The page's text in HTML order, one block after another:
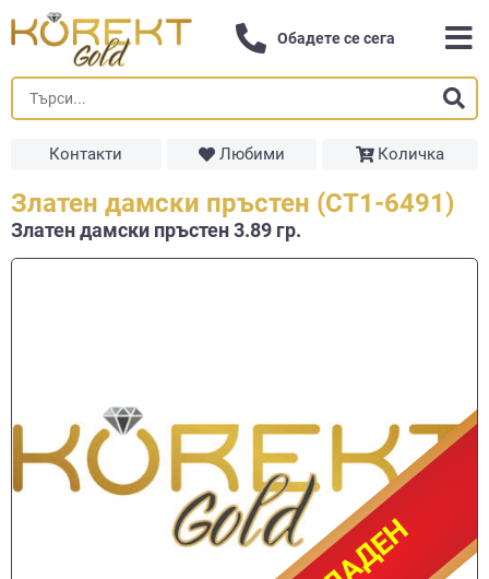
Обадете се сега
Контакти Любими Количка
Златен дамски пръстен (СТ1-6491)
Златен дамски пръстен 3.89 гр.